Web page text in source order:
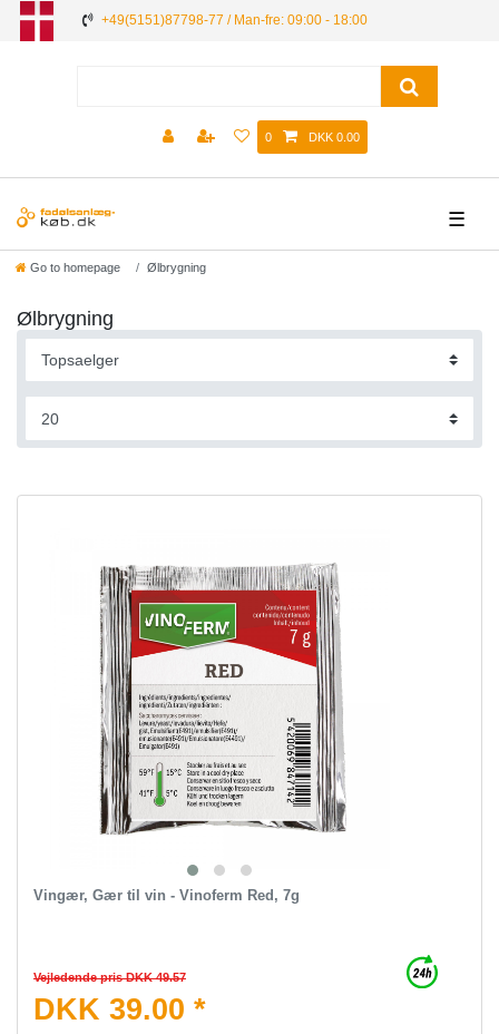
+49(5151)87798-77 / Man-fre: 09:00 - 18:00
0 DKK 0.00
☰
Go to homepage Ølbrygning
Ølbrygning
Vingær, Gær til vin - Vinoferm Red, 7g
Vejledende pris DKK 49.57
DKK 39.00 *